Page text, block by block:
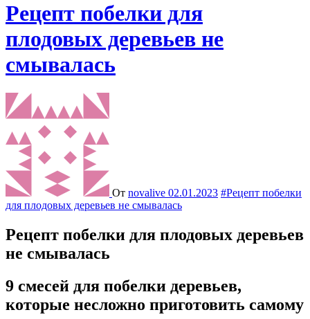
Рецепт побелки для
плодовых деревьев не
смывалась
От novalive 02.01.2023 #Рецепт побелки
для плодовых деревьев не смывалась
Рецепт побелки для плодовых деревьев
не смывалась
9 смесей для побелки деревьев,
которые несложно приготовить самому